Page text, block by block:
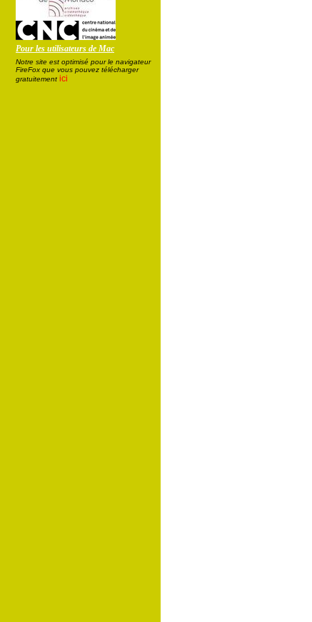
Pour les utilisateurs de Mac
Notre site est optimisé pour le navigateur
FireFox que vous pouvez télécharger
gratuitement ici